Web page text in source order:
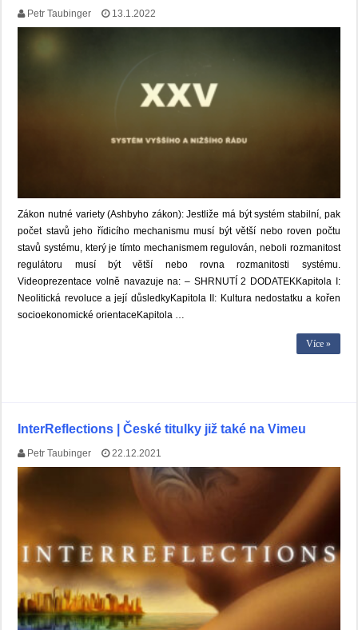
Petr Taubinger 13.1.2022
Zákon nutné variety (Ashbyho zákon): Jestliže má být systém stabilní, pak
počet stavů jeho řídicího mechanismu musí být větší nebo roven počtu
stavů systému, který je tímto mechanismem regulován, neboli rozmanitost
regulátoru musí být větší nebo rovna rozmanitosti systému.
Videoprezentace volně navazuje na: – SHRNUTÍ 2 DODATEKKapitola I:
Neolitická revoluce a její důsledkyKapitola II: Kultura nedostatku a kořen
socioekonomické orientaceKapitola …
Více »
InterReflections | České titulky již také na Vimeu
Petr Taubinger 22.12.2021